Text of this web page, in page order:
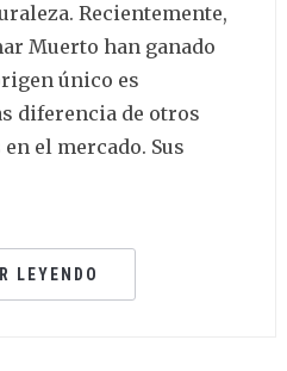
Recientemente,
Muerto han ganado
único es
diferencia de otros
el mercado. Sus
LEYENDO